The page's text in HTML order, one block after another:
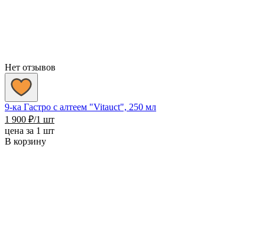
Нет отзывов
9-ка Гастро с алтеем "Vitauct", 250 мл
1 900 ₽/1 шт
цена за 1 шт
В корзину